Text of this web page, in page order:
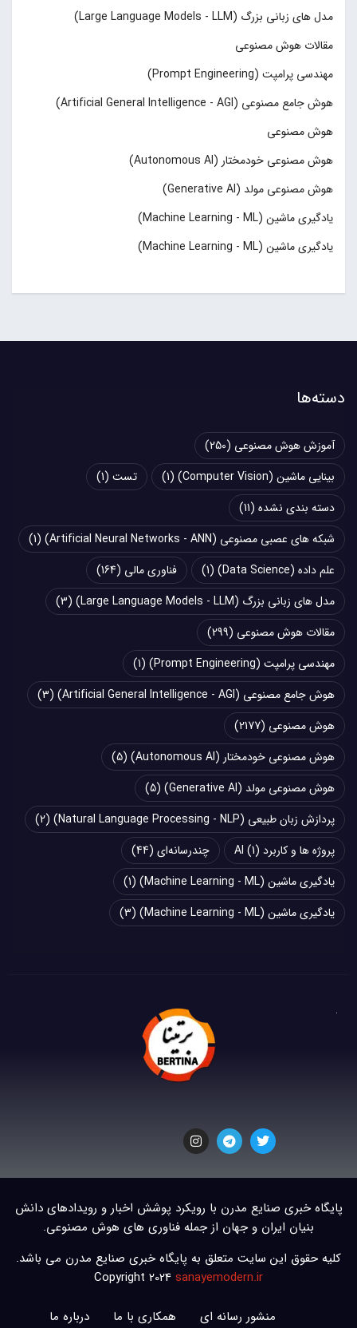
مدل های زبانی بزرگ (Large Language Models - LLM)
مقالات هوش مصنوعی
مهندسی پرامپت (Prompt Engineering)
هوش جامع مصنوعی (Artificial General Intelligence - AGI)
هوش مصنوعی
هوش مصنوعی خودمختار (Autonomous AI)
هوش مصنوعی مولد (Generative AI)
یادگیری ماشین (Machine Learning - ML)
یادگیری ماشین (Machine Learning - ML)
دسته‌ها
آموزش هوش مصنوعی (250)
بینایی ماشین (Computer Vision)
(1) تست (1)
دسته بندی نشده (11)
شبکه های عصبی مصنوعی (Artificial Neural Networks - ANN)
(1)
علم داده (Data Science)
(1) فناوری مالی (164)
مدل های زبانی بزرگ (Large Language Models - LLM)
(3)
مقالات هوش مصنوعی (299)
مهندسی پرامپت (Prompt Engineering)
(1)
هوش جامع مصنوعی (Artificial General Intelligence - AGI)
(3)
هوش مصنوعی (2177)
هوش مصنوعی خودمختار (Autonomous AI)
(5)
هوش مصنوعی مولد (Generative AI)
(5)
پردازش زبان طبیعی (Natural Language Processing - NLP)
(2)
پروژه ها و کاربرد AI (1) چند‌‌رسانه‌ای (44)
یادگیری ماشین (Machine Learning - ML)
(1)
یادگیری ماشین (Machine Learning - ML)
(3)
پایگاه خبری صنایع مدرن با رویکرد پوشش اخبار و رویدادهای دانش
بنیان ایران و جهان از جمله فناوری های هوش مصنوعی.
کلیه حقوق این سایت متعلق به پایگاه خبری صنایع مدرن می باشد.
Copyright 2024 sanayemodern.ir
منشور رسانه ای همکاری با ما
درباره ما